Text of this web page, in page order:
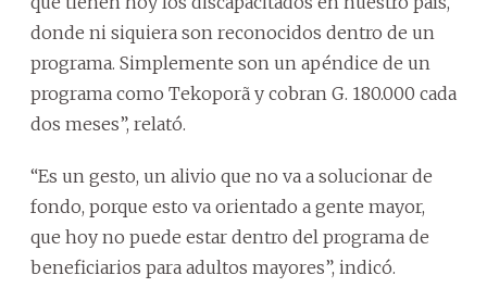
donde ni siquiera son reconocidos dentro de un
programa. Simplemente son un apéndice de un
programa como Tekoporã y cobran G. 180.000 cada
dos meses”, relató.
“Es un gesto, un alivio que no va a solucionar de
fondo, porque esto va orientado a gente mayor,
que hoy no puede estar dentro del programa de
beneficiarios para adultos mayores”, indicó.